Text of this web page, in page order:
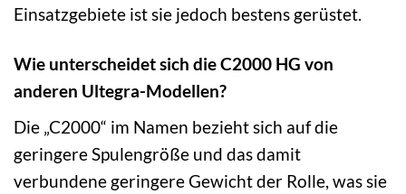
Einsatzgebiete ist sie jedoch bestens gerüstet.
Wie unterscheidet sich die C2000 HG von
anderen Ultegra-Modellen?
Die „C2000“ im Namen bezieht sich auf die
geringere Spulengröße und das damit
verbundene geringere Gewicht der Rolle, was sie